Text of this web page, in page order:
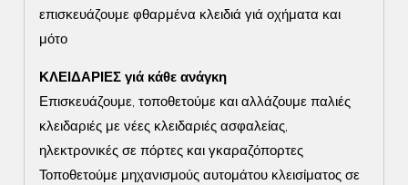
επισκευάζουμε φθαρμένα κλειδιά γιά οχήματα και
μότο
ΚΛΕΙΔΑΡΙΕΣ γιά κάθε ανάγκη
Επισκευάζουμε, τοποθετούμε και αλλάζουμε παλιές
κλειδαριές με νέες κλειδαριές ασφαλείας,
ηλεκτρονικές σε πόρτες και γκαραζόπορτες
Τοποθετούμε μηχανισμούς αυτομάτου κλεισίματος σε